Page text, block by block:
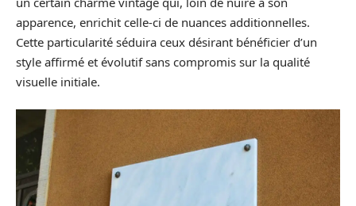
apparence, enrichit celle-ci de nuances additionnelles.
Cette particularité séduira ceux désirant bénéficier d’un
style affirmé et évolutif sans compromis sur la qualité
visuelle initiale.